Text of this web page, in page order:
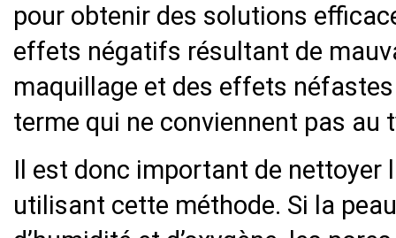
pour obtenir des solutions
effets négatifs résultant de
maquillage et des effets
terme qui ne conviennent pas au
Il est donc important de nettoyer
utilisant cette méthode. Si la